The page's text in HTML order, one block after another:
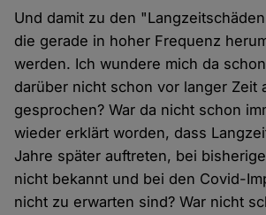
Und damit zu den
die gerade in hoher Frequenz
werden. Ich wundere mich da
darüber nicht schon vor langer Zeit
gesprochen? War da nicht schon
wieder erklärt worden, dass
Jahre später auftreten, bei
nicht bekannt und bei den Covid-
nicht zu erwarten sind? War nicht